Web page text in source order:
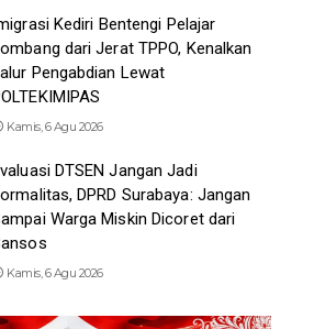
Kediri Bentengi Pelajar
dari Jerat TPPO, Kenalkan
Pengabdian Lewat
Kamis, 6 Agu 2026
DTSEN Jangan Jadi
DPRD Surabaya: Jangan
Warga Miskin Dicoret dari
Kamis, 6 Agu 2026